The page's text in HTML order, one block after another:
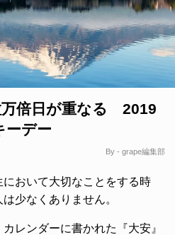
万倍日が重なる 2019
ーデー
By - grape編集部
おいて大切なことをする時
少なくありません。
レンダーに書かれた『大安』